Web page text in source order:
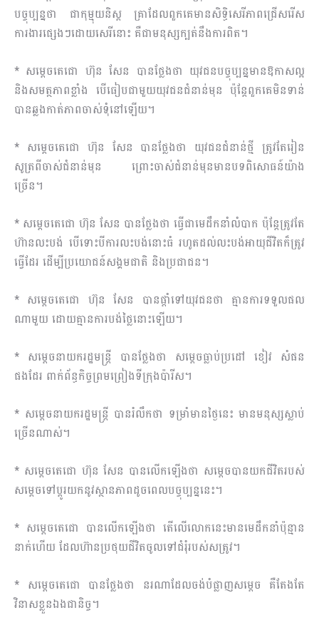
បច្ចុប្បន្នថា ជាកុម្មុយនិស្ត គ្រាដែលពួកគេមានសិទ្ធិសេរីភាពជ្រើសរើស
ការងារផ្សេងៗដោយសេរីនោះ គឺជាមនុស្សក្បត់នឹងការពិត។
* សម្តេចតេជោ ហ៊ុន សែន បានថ្លែងថា យុវជនបច្ចុប្បន្នមានឱកាសល្អ
និងសមត្ថភាពខ្លាំង បើធៀបជាមួយយុវជនជំនាន់មុន ប៉ុន្តែពួកគេមិនទាន់
បានឆ្លងកាត់ភាពចាស់ទុំនៅឡើយ។
* សម្តេចតេជោ ហ៊ុន សែន បានថ្លែងថា យុវជនជំនាន់ថ្មី ត្រូវតែរៀន
សូត្រពីចាស់ជំនាន់មុន ព្រោះចាស់ជំនាន់មុនមានបទពិសោធន៍យ៉ាង
ច្រើន។
* សម្តេចតេជោ ហ៊ុន សែន បានថ្លែងថា ធ្វើជាមេដឹកនាំលំបាក ប៉ុន្តែត្រូវតែ
ហ៊ានលះបង់ បើទោះបីការលះបង់នោះធំ រហូតដល់លះបង់អាយុជីវិតក៏ត្រូវ
ធ្វើដែរ ដើម្បីប្រយោជន៍សង្គមជាតិ និងប្រជាជន។
* សម្តេចតេជោ ហ៊ុន សែន បានផ្តាំទៅយុវជនថា គ្មានការទទួលផល
ណាមួយ ដោយគ្មានការបង់ថ្លៃនោះឡើយ។
* សម្តេចនាយករដ្ឋមន្ត្រី បានថ្លែងថា សម្តេចធ្លាប់ប្រដៅ ខៀវ សំផន
ផងដែរ ពាក់ព័ន្ធកិច្ចព្រមព្រៀងទីក្រុងប៉ារីស។
* សម្តេចនាយករដ្ឋមន្ត្រី បានរំលឹកថា ទម្រាំមានថ្ងៃនេះ មានមនុស្សស្លាប់
ច្រើនណាស់។
* សម្តេចតេជោ ហ៊ុន សែន បានលើកឡើងថា សម្តេចបានយកជីវិតរបស់
សម្តេចទៅប្តូរយកនូវស្ថានភាពដូចពេលបច្ចុប្បន្ននេះ។
* សម្តេចតេជោ បានលើកឡើងថា តើលើលោកនេះមានមេដឹកនាំប៉ុន្មាន
នាក់ហើយ ដែលហ៊ានប្រថុយជីវិតចូលទៅជំរុំរបស់សត្រូវ។
* សម្តេចតេជោ បានថ្លែងថា នរណាដែលចង់បំផ្លាញសម្តេច គឺតែងតែ
វិនាសខ្លួនឯងជានិច្ច។